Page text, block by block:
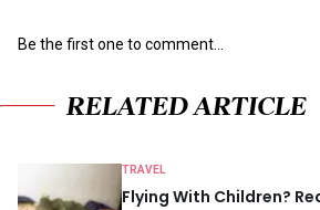
Be the first one to comment...
RELATED ARTICLE
TRAVEL
Flying With Children?